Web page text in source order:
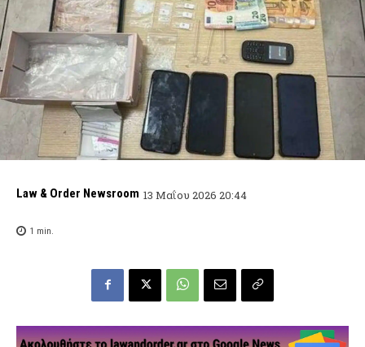
Law & Order Newsroom 13 Μαΐου 2026 20:44
1 min.